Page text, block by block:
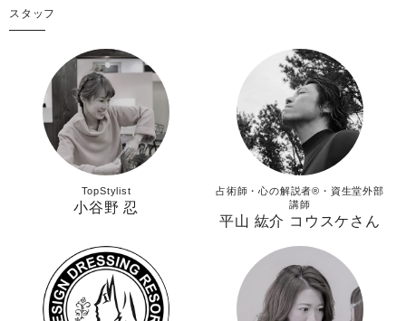
スタッフ
TopStylist
小谷野 忍
占術師・心の解説者®︎・資生堂外部
講師
平山 紘介 コウスケさん